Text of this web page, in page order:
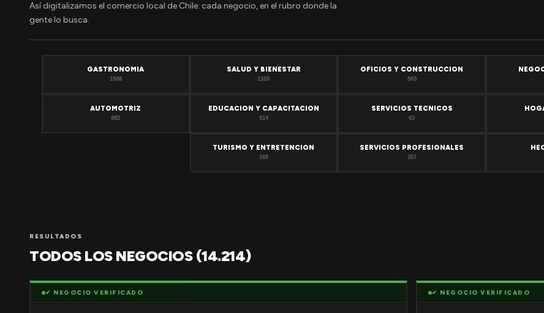
Así digitalizamos el comercio local de Chile: cada negocio, en el rubro donde la
gente lo busca.
GASTRONOMIA
1508
SALUD Y BIENESTAR
1320
OFICIOS Y CONSTRUCCION
503
AUTOMOTRIZ
882
EDUCACION Y CAPACITACION
514
SERVICIOS TECNICOS
63
TURISMO Y ENTRETENCION
165
SERVICIOS PROFESIONALES
357
RESULTADOS
TODOS LOS NEGOCIOS (14.214)
✔ NEGOCIO VERIFICADO ✔ NEGOCIO VERIFICADO